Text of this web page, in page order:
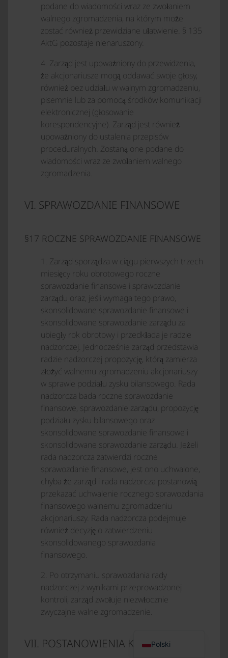
podane do wiadomości wraz ze zwołaniem
walnego zgromadzenia, na którym może
zostać również przewidziane ułatwienie. § 135
AktG pozostaje nienaruszony.
4. Zarząd jest upoważniony do przewidzenia,
że akcjonariusze mogą oddawać swoje głosy,
również bez udziału w walnym zgromadzeniu,
pisemnie lub za pomocą środków komunikacji
elektronicznej (głosowanie
korespondencyjne). Zarząd jest również
upoważniony do ustalenia przepisów
proceduralnych. Zostaną one podane do
wiadomości wraz ze zwołaniem walnego
zgromadzenia.
VI. SPRAWOZDANIE FINANSOWE
§17 ROCZNE SPRAWOZDANIE FINANSOWE
1. Zarząd sporządza w ciągu pierwszych trzech
miesięcy roku obrotowego roczne
sprawozdanie finansowe i sprawozdanie
zarządu oraz, jeśli wymaga tego prawo,
skonsolidowane sprawozdanie finansowe i
skonsolidowane sprawozdanie zarządu za
ubiegły rok obrotowy i przedkłada je radzie
nadzorczej. Jednocześnie zarząd przedstawia
radzie nadzorczej propozycję, którą zamierza
złożyć walnemu zgromadzeniu akcjonariuszy
w sprawie podziału zysku bilansowego. Rada
nadzorcza bada roczne sprawozdanie
finansowe, sprawozdanie zarządu, propozycję
podziału zysku bilansowego oraz
skonsolidowane sprawozdanie finansowe i
skonsolidowane sprawozdanie zarządu. Jeżeli
rada nadzorcza zatwierdzi roczne
sprawozdanie finansowe, jest ono uchwalone,
chyba że zarząd i rada nadzorcza postanowią
przekazać uchwalenie rocznego sprawozdania
finansowego walnemu zgromadzeniu
akcjonariuszy. Rada nadzorcza podejmuje
również decyzję o zatwierdzeniu
skonsolidowanego sprawozdania
finansowego.
2. Po otrzymaniu sprawozdania rady
nadzorczej z wynikami przeprowadzonej
kontroli, zarząd zwołuje niezwłocznie
zwyczajne walne zgromadzenie.
VII. POSTANOWIENIA KOŃCOWE
Polski
Français